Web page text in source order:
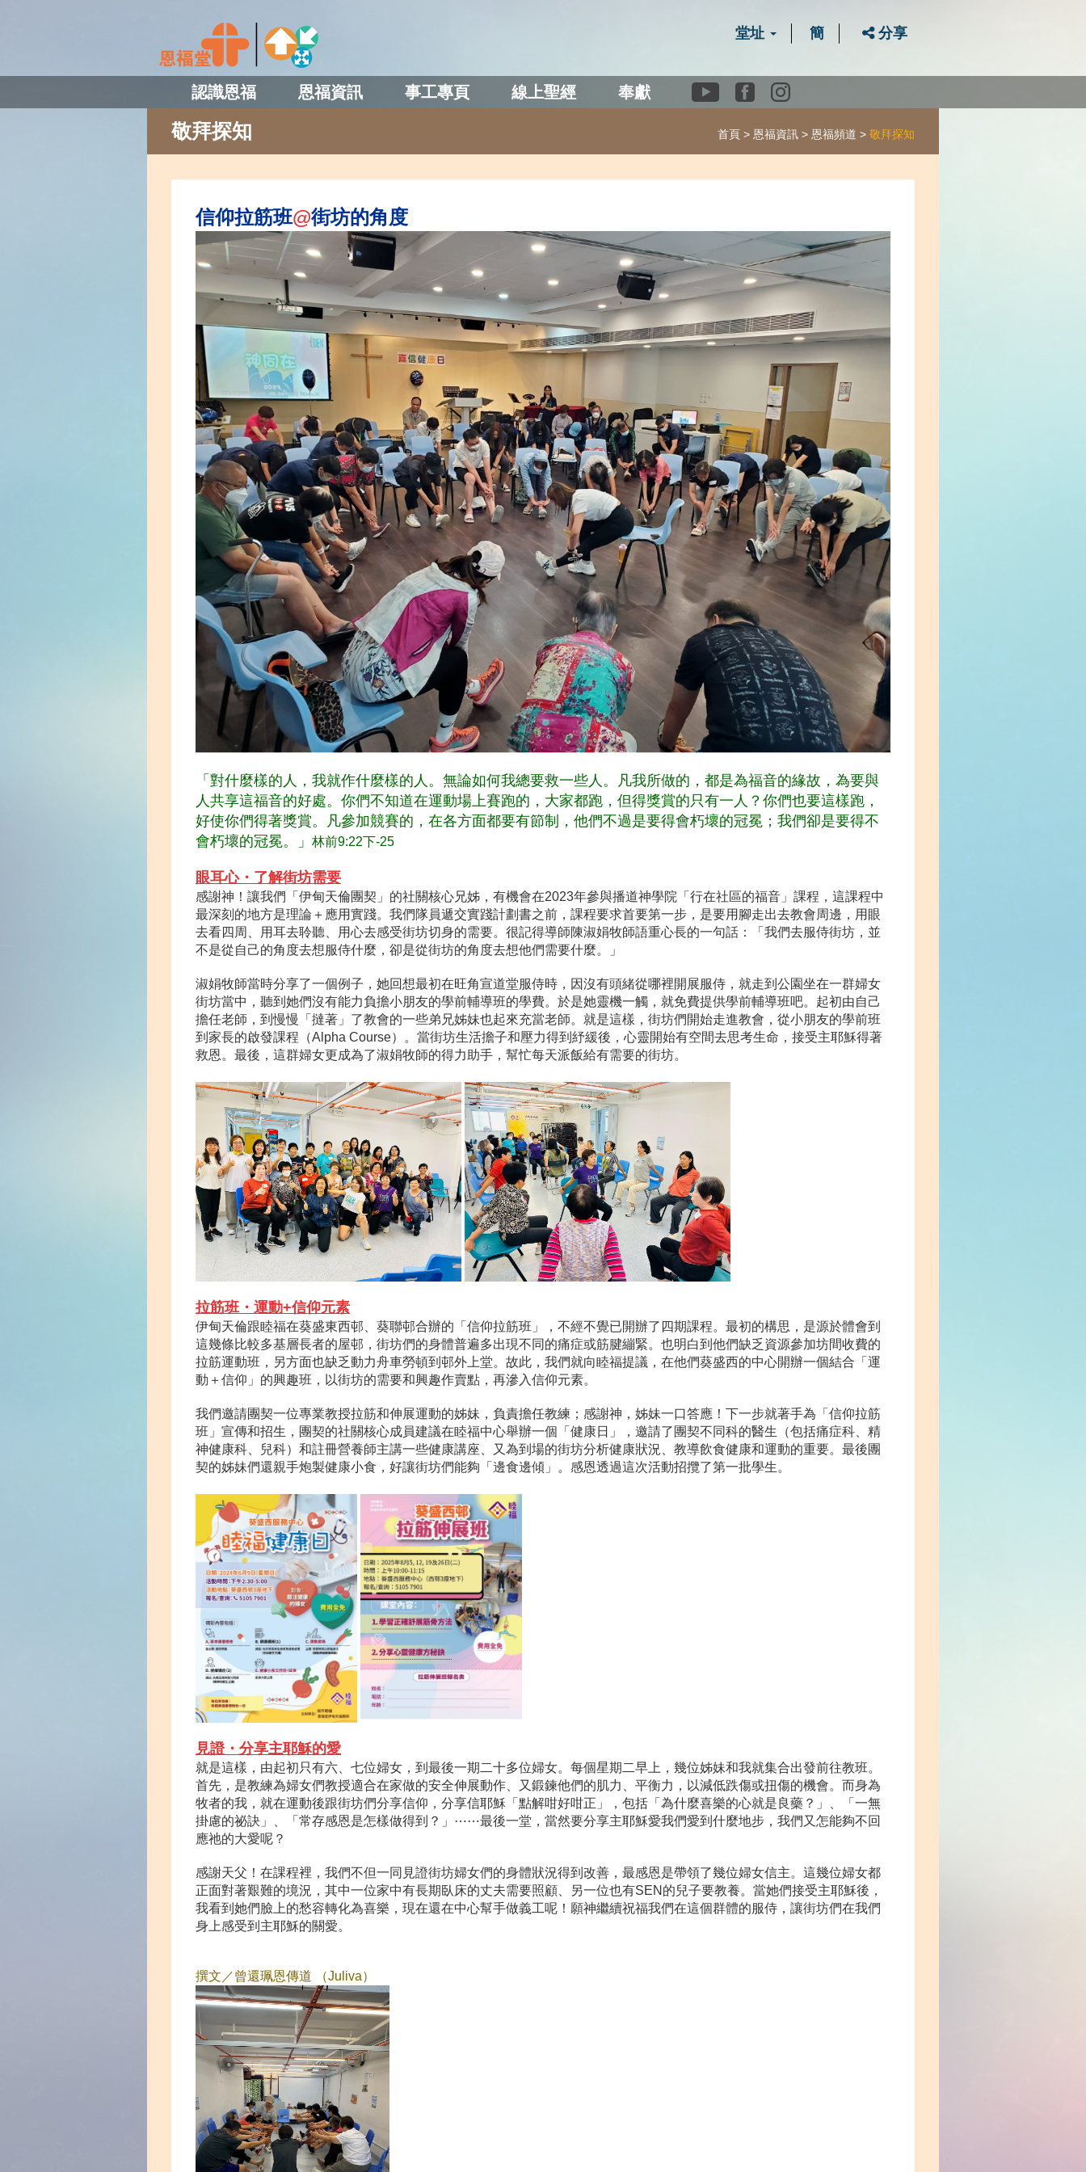
堂址 簡 分享
認識恩福 恩福資訊 事工專頁 線上聖經 奉獻
YoutubeFacebook
敬拜探知 首頁 恩福資訊 恩福頻道 敬拜探知
信仰拉筋班@街坊的角度
「對什麼樣的人，我就作什麼樣的人。無論如何我總要救一些人。凡我所做的，都是為福音的緣故，為要與
人共享這福音的好處。你們不知道在運動場上賽跑的，大家都跑，但得獎賞的只有一人？你們也要這樣跑，
好使你們得著獎賞。凡參加競賽的，在各方面都要有節制，他們不過是要得會朽壞的冠冕；我們卻是要得不
會朽壞的冠冕。」 林前9:22下-25
眼耳心・了解街坊需要
感謝神！讓我們「伊甸天倫團契」的社關核心兄姊，有機會在2023年參與播道神學院「行在社區的福音」課程，這課程中
最深刻的地方是理論＋應用實踐。我們隊員遞交實踐計劃書之前，課程要求首要第一步，是要用腳走出去教會周邊，用眼
去看四周、用耳去聆聽、用心去感受街坊切身的需要。很記得導師陳淑娟牧師語重心長的一句話：「我們去服侍街坊，並
不是從自己的角度去想服侍什麼，卻是從街坊的角度去想他們需要什麼。」
淑娟牧師當時分享了一個例子，她回想最初在旺角宣道堂服侍時，因沒有頭緒從哪裡開展服侍，就走到公園坐在一群婦女
街坊當中，聽到她們沒有能力負擔小朋友的學前輔導班的學費。於是她靈機一觸，就免費提供學前輔導班吧。起初由自己
擔任老師，到慢慢「撻著」了教會的一些弟兄姊妹也起來充當老師。就是這樣，街坊們開始走進教會，從小朋友的學前班
到家長的啟發課程（Alpha Course）。當街坊生活擔子和壓力得到紓緩後，心靈開始有空間去思考生命，接受主耶穌得著
救恩。最後，這群婦女更成為了淑娟牧師的得力助手，幫忙每天派飯給有需要的街坊。
拉筋班・運動+信仰元素
伊甸天倫跟睦福在葵盛東西邨、葵聯邨合辦的「信仰拉筋班」，不經不覺已開辦了四期課程。最初的構思，是源於體會到
這幾條比較多基層長者的屋邨，街坊們的身體普遍多出現不同的痛症或筋腱繃緊。也明白到他們缺乏資源參加坊間收費的
拉筋運動班，另方面也缺乏動力舟車勞頓到邨外上堂。故此，我們就向睦福提議，在他們葵盛西的中心開辦一個結合「運
動＋信仰」的興趣班，以街坊的需要和興趣作賣點，再滲入信仰元素。
我們邀請團契一位專業教授拉筋和伸展運動的姊妹，負責擔任教練；感謝神，姊妹一口答應！下一步就著手為「信仰拉筋
班」宣傳和招生，團契的社關核心成員建議在睦福中心舉辦一個「健康日」，邀請了團契不同科的醫生（包括痛症科、精
神健康科、兒科）和註冊營養師主講一些健康講座、又為到場的街坊分析健康狀況、教導飲食健康和運動的重要。最後團
契的姊妹們還親手炮製健康小食，好讓街坊們能夠「邊食邊傾」。感恩透過這次活動招攬了第一批學生。
見證・分享主耶穌的愛
就是這樣，由起初只有六、七位婦女，到最後一期二十多位婦女。每個星期二早上，幾位姊妹和我就集合出發前往教班。
首先，是教練為婦女們教授適合在家做的安全伸展動作、又鍛鍊他們的肌力、平衡力，以減低跌傷或扭傷的機會。而身為
牧者的我，就在運動後跟街坊們分享信仰，分享信耶穌「點解咁好咁正」，包括「為什麼喜樂的心就是良藥？」、「一無
掛慮的祕訣」、「常存感恩是怎樣做得到？」⋯⋯最後一堂，當然要分享主耶穌愛我們愛到什麼地步，我們又怎能夠不回
應祂的大愛呢？
感謝天父！在課程裡，我們不但一同見證街坊婦女們的身體狀況得到改善，最感恩是帶領了幾位婦女信主。這幾位婦女都
正面對著艱難的境況，其中一位家中有長期臥床的丈夫需要照顧、另一位也有SEN的兒子要教養。當她們接受主耶穌後，
我看到她們臉上的愁容轉化為喜樂，現在還在中心幫手做義工呢！願神繼續祝福我們在這個群體的服侍，讓街坊們在我們
身上感受到主耶穌的關愛。
撰文／曾還珮恩傳道 （Juliva）